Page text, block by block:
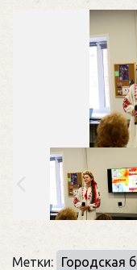
Метки: Городская